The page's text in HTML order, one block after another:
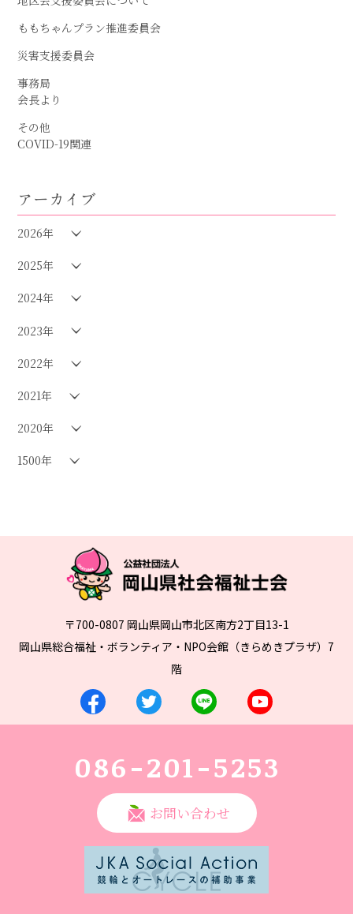
ももちゃんプラン推進委員会
災害支援委員会
事務局
会長より
その他
COVID-19関連
アーカイブ
2026年
2025年
2024年
2023年
2022年
2021年
2020年
1500年
〒700-0807 岡山県岡山市北区南方2丁目13-1
岡山県総合福祉・ボランティア・NPO会館（きらめきプラザ）7
階
086-201-5253
お問い合わせ